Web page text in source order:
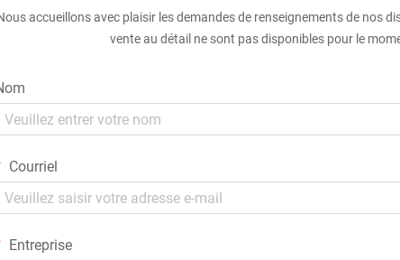
accueillons avec plaisir les demandes de renseignements de nos
vente au détail ne sont pas disponibles pour le
Courriel
Entreprise